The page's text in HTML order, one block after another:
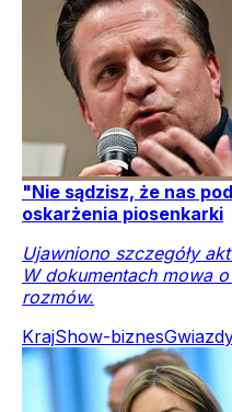
"Nie sądzisz, że nas
oskarżenia piosenkarki
Ujawniono szczegóły
W dokumentach mowa
rozmów.
KrajShow-biznes